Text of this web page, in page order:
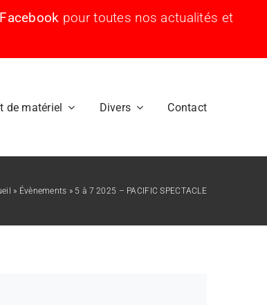
pour toutes nos actualités et
de matériel Divers Contact
» Évènements » 5 à 7 2025 – PACIFIC SPECTACLE